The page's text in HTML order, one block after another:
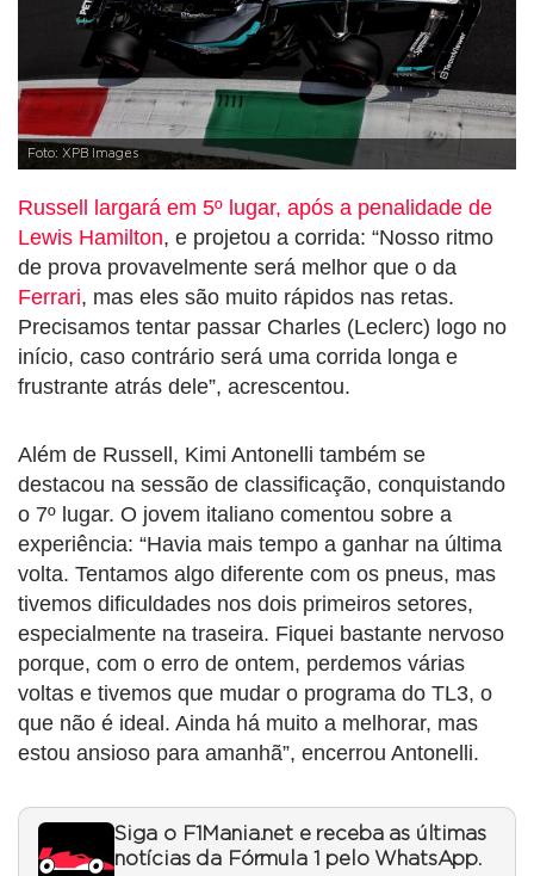
Foto: XPB Images
Russell largará em 5º lugar, após a penalidade de
Lewis Hamilton, e projetou a corrida: “Nosso ritmo
de prova provavelmente será melhor que o da
Ferrari, mas eles são muito rápidos nas retas.
Precisamos tentar passar Charles (Leclerc) logo no
início, caso contrário será uma corrida longa e
frustrante atrás dele”, acrescentou.
Além de Russell, Kimi Antonelli também se
destacou na sessão de classificação, conquistando
o 7º lugar. O jovem italiano comentou sobre a
experiência: “Havia mais tempo a ganhar na última
volta. Tentamos algo diferente com os pneus, mas
tivemos dificuldades nos dois primeiros setores,
especialmente na traseira. Fiquei bastante nervoso
porque, com o erro de ontem, perdemos várias
voltas e tivemos que mudar o programa do TL3, o
que não é ideal. Ainda há muito a melhorar, mas
estou ansioso para amanhã”, encerrou Antonelli.
Siga o F1Mania.net e receba as últimas
notícias da Fórmula 1 pelo WhatsApp.